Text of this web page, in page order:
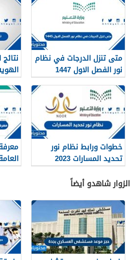
متى تنزل الدرجات في نظام
نور الفصل الاول 1447
وطريقة الاستعلام عن
النتيجة
الهويه
خطوات ورابط نظام نور
تحديد المسارات 2023
موقع
الزوار شاهدو أيضاً